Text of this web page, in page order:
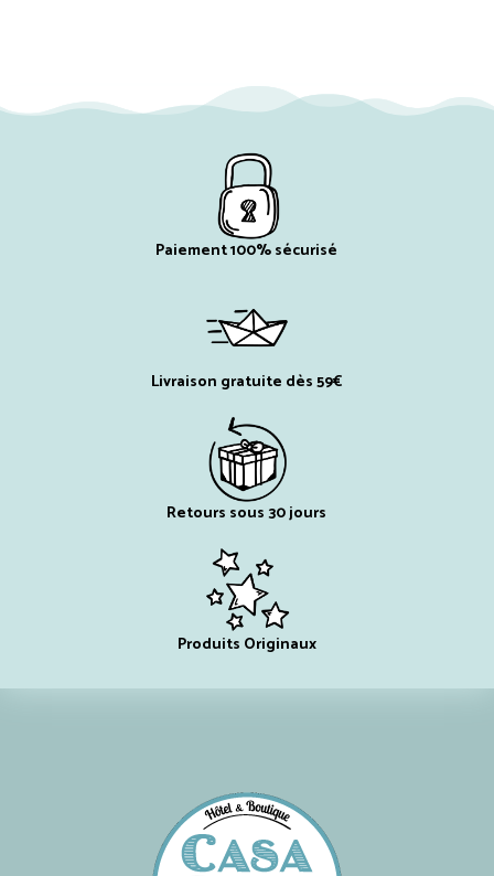
Paiement 100% sécurisé
Livraison gratuite dès 59€
Retours sous 30 jours
Produits Originaux